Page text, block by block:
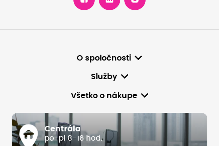
O spoločnosti
Služby
Všetko o nákupe
Centrála
po-pi 8-16 hod.